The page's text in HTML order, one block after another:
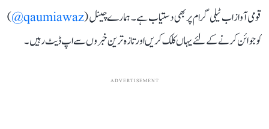
قومی آواز اب ٹیلی گرام پر بھی دستیاب ہے۔ ہمارے چینل (qaumiawaz@
)
کو جوائن کرنے کے لئے یہاں کلک کریں اور تازہ ترین خبروں سے اپ ڈیٹ رہیں۔
ADVERTISEMENT